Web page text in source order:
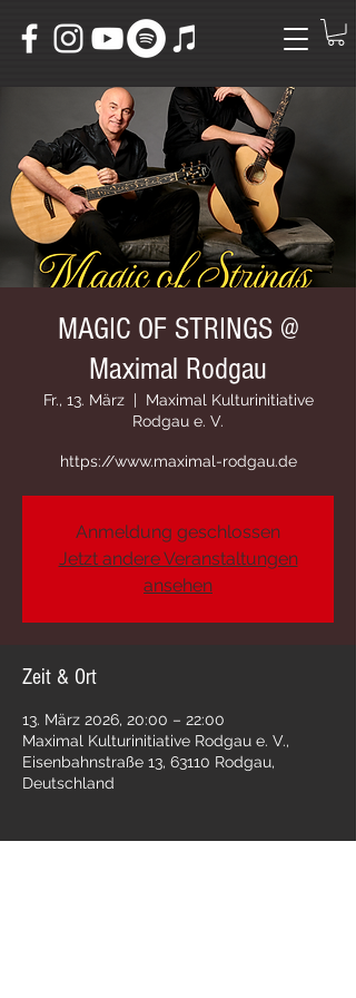
MAGIC OF STRINGS @
Maximal Rodgau
Fr., 13. März
  |
Maximal Kulturinitiative
Rodgau e. V.
https://www.maximal-rodgau.de
Anmeldung geschlossen
Jetzt andere Veranstaltungen
ansehen
Zeit & Ort
13. März 2026, 20:00 – 22:00
Maximal Kulturinitiative Rodgau e. V.,
Eisenbahnstraße 13, 63110 Rodgau,
Deutschland